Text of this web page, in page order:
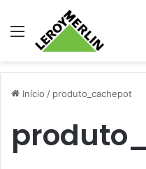
Menu
Início / produto_cachepot